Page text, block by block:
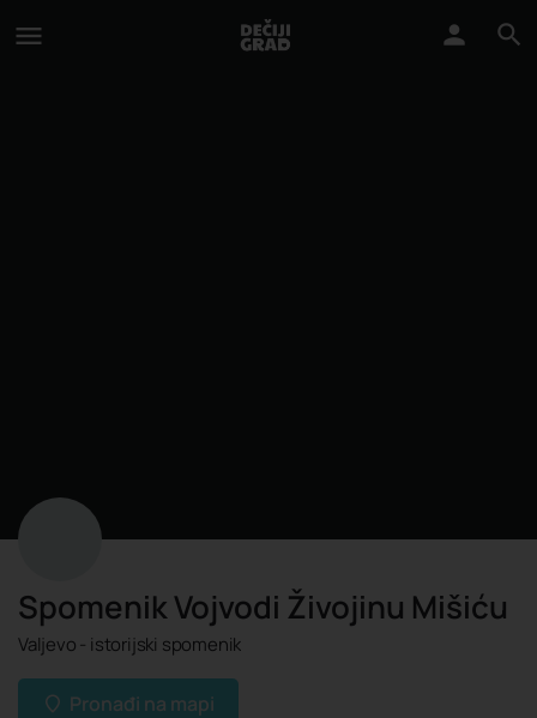
Spomenik Vojvodi Živojinu Mišiću
Valjevo - istorijski spomenik
Pronađi na mapi